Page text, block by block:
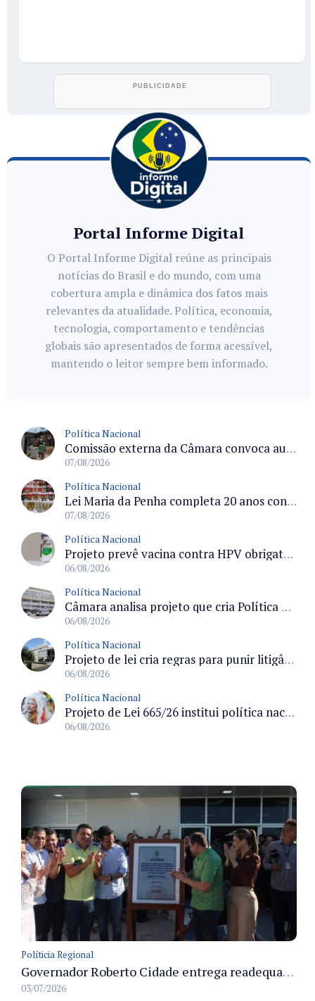
Portal Informe Digital
O Portal Informe Digital reúne as principais
notícias do Brasil e do mundo, com uma
cobertura ampla e dinâmica dos fatos mais
relevantes da atualidade. Política, economia,
tecnologia, comportamento e tendências
globais são apresentados de forma acessível,
mantendo o leitor sempre bem informado.
Política Nacional
Comissão externa da Câmara convoca audiência pública sobre chuvas na Zona da Mata de Minas Gerais e impactos em Juiz de Fora
07/08/2026
Política Nacional
Lei Maria da Penha completa 20 anos consolidada como norma de proteção e medidas protetivas no Brasil
07/08/2026
Política Nacional
Projeto prevê vacina contra HPV obrigatória e testes moleculares para rastreamento do câncer do colo do útero
06/08/2026
Política Nacional
Câmara analisa projeto que cria Política Nacional de Qualificação e Valorização da Preceptoria na Residência Médica
06/08/2026
Política Nacional
Projeto de lei cria regras para punir litigância abusiva reversa e integrar sistemas do Judiciário
06/08/2026
Política Nacional
Projeto de Lei 665/26 institui política nacional para prevenção ao transfeminicídio e prevê medidas de proteção e reparação
06/08/2026
Políticia Regional
Governador Roberto Cidade entrega readequação do ambulatório da FCecon e amplia capacidade de atendimento oncológico em Manaus
03/07/2026